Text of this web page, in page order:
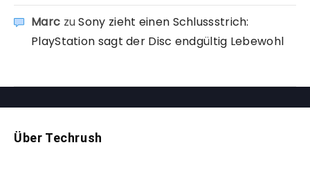
Marc zuSony zieht einen Schlussstrich:
PlayStation sagt der Disc endgültig Lebewohl
Über Techrush